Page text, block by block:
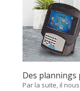
Des plannings
Par la suite, il